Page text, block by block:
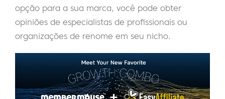
opção para a sua marca, você pode obter
opiniões de especialistas de profissionais ou
organizações de renome em seu nicho.